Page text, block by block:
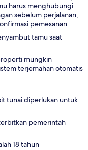
harus menghubungi
sebelum perjalanan,
pemesanan.
tamu saat
mungkin
terjemahan otomatis
tunai diperlukan untuk
pemerintah
18 tahun